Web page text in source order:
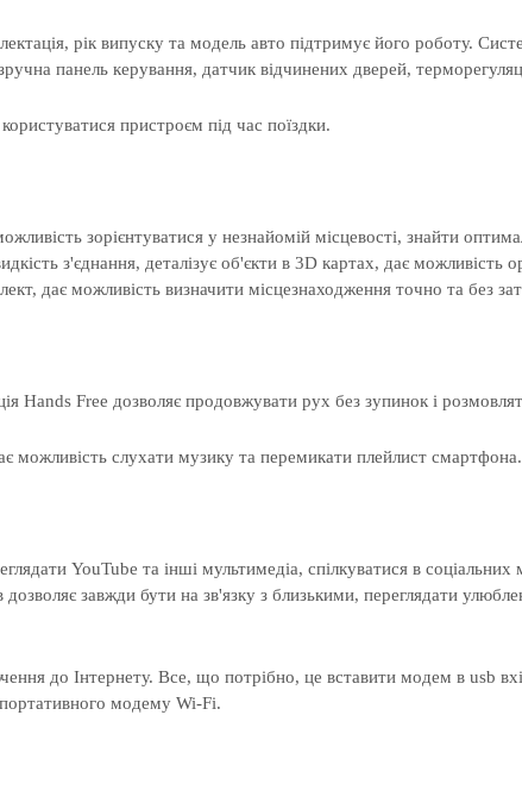
рік випуску та модель авто підтримує його роботу.
панель керування, датчик відчинених дверей,
пристроєм під час поїздки.
зорієнтуватися у незнайомій місцевості, знайти
з'єднання, деталізує об'єкти в 3D картах, дає можливість
дає можливість визначити місцезнаходження точно та без
Hands Free дозволяє продовжувати рух без зупинок і
можливість слухати музику та перемикати плейлист смартфона.
YouTube та інші мультимедіа, спілкуватися в
завжди бути на зв'язку з близькими, переглядати
до Інтернету. Все, що потрібно, це вставити модем в usb
модему Wi-Fi.